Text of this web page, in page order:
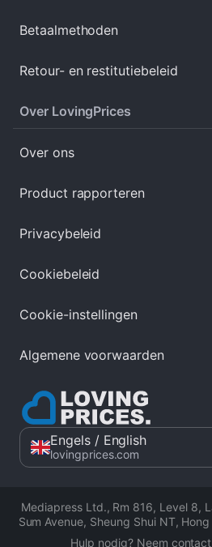
Betaalmethoden
Retour- en restitutiebeleid
Over LovingPrices
Over ons
Product rapporteren
Privacybeleid
Cookiebeleid
Cookie-instellingen
Algemene voorwaarden
Engels/ English
lovingprices.com
Mediapress Ltd., Rm 816, Level 8,
Sum Avenue, Sheung Shui NT, Hong
Hulp nodig? Neem